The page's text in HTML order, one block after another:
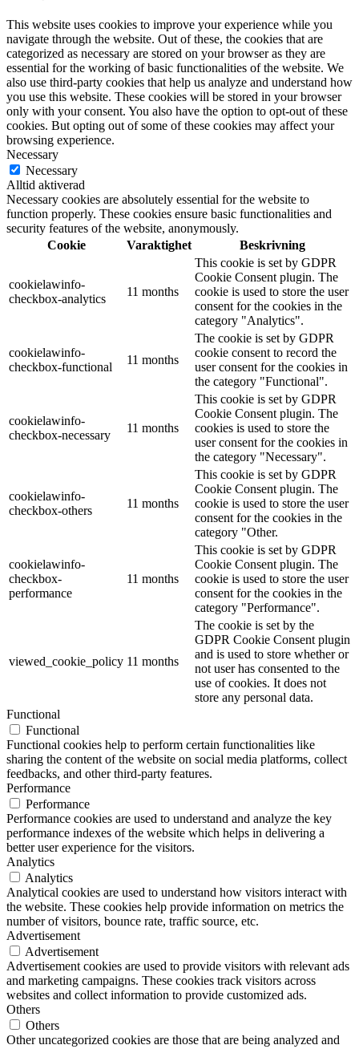
This website uses cookies to improve your experience while you
navigate through the website. Out of these, the cookies that are
categorized as necessary are stored on your browser as they are
essential for the working of basic functionalities of the website. We
also use third-party cookies that help us analyze and understand how
you use this website. These cookies will be stored in your browser
only with your consent. You also have the option to opt-out of these
cookies. But opting out of some of these cookies may affect your
browsing experience.
Necessary
Necessary
Alltid aktiverad
Necessary cookies are absolutely essential for the website to
function properly. These cookies ensure basic functionalities and
security features of the website, anonymously.
Cookie
Varaktighet Beskrivning
cookielawinfo-
checkbox-analytics
11 months
This cookie is set by GDPR
Cookie Consent plugin. The
cookie is used to store the user
consent for the cookies in the
category "Analytics".
cookielawinfo-
checkbox-functional
11 months
The cookie is set by GDPR
cookie consent to record the
user consent for the cookies in
the category "Functional".
cookielawinfo-
checkbox-necessary
11 months
This cookie is set by GDPR
Cookie Consent plugin. The
cookies is used to store the
user consent for the cookies in
the category "Necessary".
cookielawinfo-
checkbox-others
11 months
This cookie is set by GDPR
Cookie Consent plugin. The
cookie is used to store the user
consent for the cookies in the
category "Other.
cookielawinfo-
checkbox-
performance
11 months
This cookie is set by GDPR
Cookie Consent plugin. The
cookie is used to store the user
consent for the cookies in the
category "Performance".
viewed_cookie_policy 11 months
The cookie is set by the
GDPR Cookie Consent plugin
and is used to store whether or
not user has consented to the
use of cookies. It does not
store any personal data.
Functional
Functional
Functional cookies help to perform certain functionalities like
sharing the content of the website on social media platforms, collect
feedbacks, and other third-party features.
Performance
Performance
Performance cookies are used to understand and analyze the key
performance indexes of the website which helps in delivering a
better user experience for the visitors.
Analytics
Analytics
Analytical cookies are used to understand how visitors interact with
the website. These cookies help provide information on metrics the
number of visitors, bounce rate, traffic source, etc.
Advertisement
Advertisement
Advertisement cookies are used to provide visitors with relevant ads
and marketing campaigns. These cookies track visitors across
websites and collect information to provide customized ads.
Others
Others
Other uncategorized cookies are those that are being analyzed and